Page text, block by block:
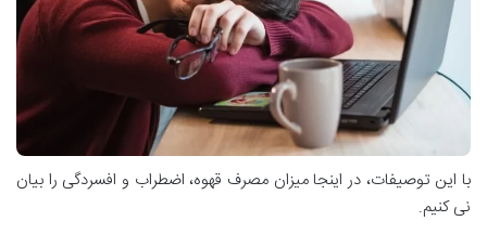
با این توصیفات، در اینجا میزان مصرف قهوه، اضطراب و افسردگی را بیان
نی کنیم.